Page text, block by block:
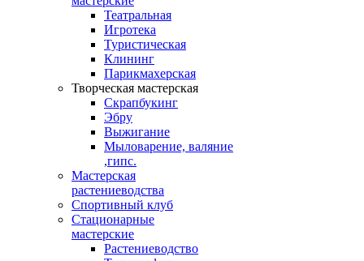
Театральная
Игротека
Туристическая
Клининг
Парикмахерская
Творческая мастерская
Скрапбукинг
Эбру
Выжигание
Мыловарение, валяние
,гипс.
Мастерская
растениеводства
Спортивный клуб
Стационарные
мастерские
Растениеводство